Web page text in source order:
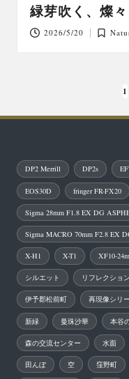
緑芽吹く、燦々
2026/5/20
Posted
稿
ペ
ー
ジ
送
り
1
DP2 Merrill DP2s
EOS30D fringer FR-FX20
Sigma 28mm F1.8 EX DG
Sigma MACRO 70mm F2.8 EX
X-H1 X-T1 XF10-
シルエット リフレクション
伊予郡松前町 再現像シリ
新緑 曼珠沙華 本谷
森の交流センター 水面
田んぼ 空 窪野町